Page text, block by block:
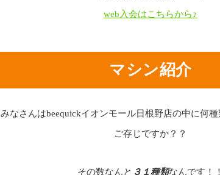
web入会はこちらから♪
マシン紹介
みなさんはbeequickイオンモール日根野店の中に何
ご存じですか？？
その数なんと ３１種類なんです！！